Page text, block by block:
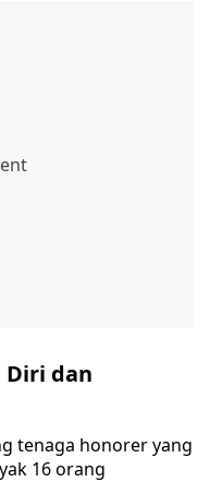
dan
tenaga honorer yang
16 orang